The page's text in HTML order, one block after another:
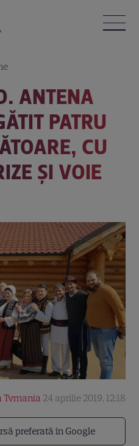
ANTENA
PATRU
CU
ȘI VOIE
preferată în Google
Tvmania 24 aprilie 2019, 12:18